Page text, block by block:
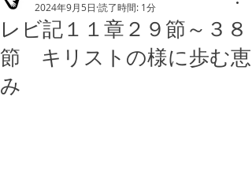
レビ記１１章２９節～３８
節 キリストの様に歩む恵
み
2024年9月5日 読了時間: 1分